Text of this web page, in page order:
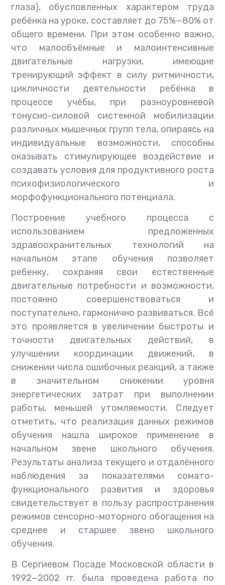
глаза), обусловленных характером труда
ребёнка на уроке, составляет до 75%—80% от
общего времени. При этом особенно важно,
что малообъёмные и малоинтенсивные
двигательные нагрузки, имеющие
тренирующий эффект в силу ритмичности,
цикличности деятельности ребёнка в
процессе учёбы, при разноуровневой
тонусно-силовой системной мобилизации
различных мышечных групп тела, опираясь на
индивидуальные возможности, способны
оказывать стимулирующее воздействие и
создавать условия для продуктивного роста
психофизиологического и
морфофункционального потенциала.
Построение учебного процесса с
использованием предложенных
здравоохранительных технологий на
начальном этапе обучения позволяет
ребенку, сохраняя свои естественные
двигательные потребности и возможности,
постоянно совершенствоваться и
поступательно, гармонично развиваться. Всё
это проявляется в увеличении быстроты и
точности двигательных действий, в
улучшении координации движений, в
снижении числа ошибочных реакций, а также
в значительном снижении уровня
энергетических затрат при выполнении
работы, меньшей утомляемости. Следует
отметить, что реализация данных режимов
обучения нашла широкое применение в
начальном звене школьного обучения.
Результаты анализа текущего и отдалённого
наблюдения за показателями сомато-
функционального развития и здоровья
свидетельствует в пользу распространения
режимов сенсорно-моторного обогащения на
среднее и старшее звено школьного
обучения.
В Сергиевом Посаде Московской области в
1992—2002 гг. была проведена работа по